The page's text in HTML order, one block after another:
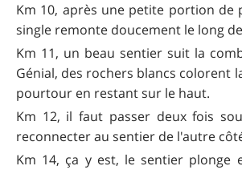
Km 10, après une petite portion de
single remonte doucement le long
Km 11, un beau sentier suit la
Génial, des rochers blancs colorent
pourtour en restant sur le haut.
Km 12, il faut passer deux fois
reconnecter au sentier de l'autre
Km 14, ça y est, le sentier plonge